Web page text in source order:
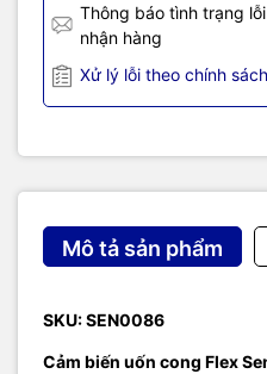
Thông báo tình trạng
nhận hàng
Xử lý lỗi theo chính
Mô tả sản phẩm
SKU: SEN0086
Cảm biến uốn cong Flex